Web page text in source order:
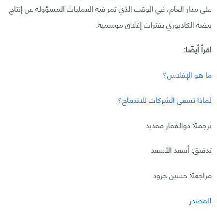
على مدار العام، في الوقت الذي تمر فيه العمليات المسؤولة عن إنتاج
بيضة الكادبوري بفترات إغلاق موسمية.
اقرأ أيضًا:
ما هو الإفلاس؟
لماذا تسعى الشركات للاندماج؟
ترجمة: ذوالفقار مقديد
تدقيق: أسعد الأسعد
مراجعة: حسين جرود
المصدر